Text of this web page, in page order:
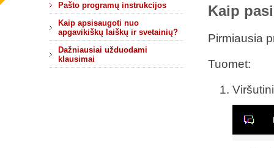
Pašto programų instrukcijos
Kaip apsisaugoti nuo
apgavikiškų laiškų ir svetainių?
Dažniausiai užduodami
klausimai
Kaip
Pirmiausia
Tuomet: